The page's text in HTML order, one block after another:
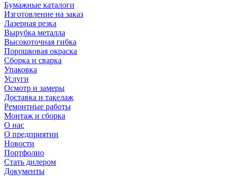
Бумажные каталоги
Изготовление на заказ
Лазерная резка
Вырубка металла
Высокоточная гибка
Порошковая окраска
Сборка и сварка
Упаковка
Услуги
Осмотр и замеры
Доставка и такелаж
Ремонтные работы
Монтаж и сборка
О нас
О предприятии
Новости
Портфолио
Стать дилером
Документы